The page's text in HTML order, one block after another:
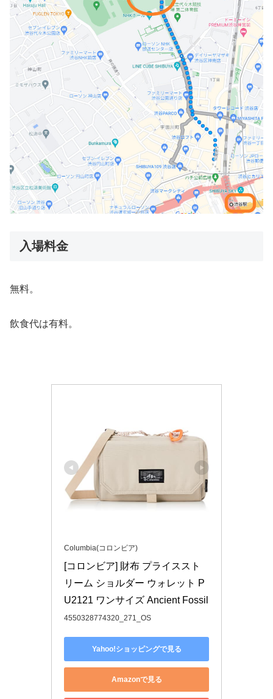
入場料金
無料。
飲食代は有料。
Columbia(コロンビア)
[コロンビア] 財布 プライススト
リーム ショルダー ウォレット P
U2121 ワンサイズ Ancient Fossil
4550328774320_271_OS
Yahoo!ショッピングで見る
Amazonで見る